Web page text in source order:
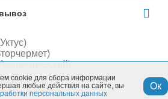
ТОЛЬКО
cookie для сбора информации
любые действия на сайте, вы
персональных данных
Ок